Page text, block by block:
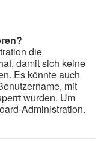
die
damit sich keine
Es könnte auch
mit
wurden. Um
Administration.